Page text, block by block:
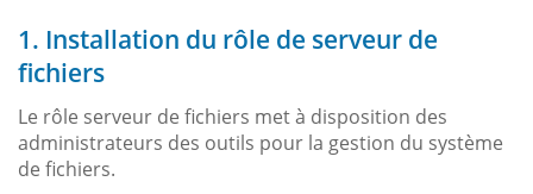
1. Installation du rôle de serveur de
fichiers
Le rôle serveur de fichiers met à disposition des
administrateurs des outils pour la gestion du système
de fichiers.